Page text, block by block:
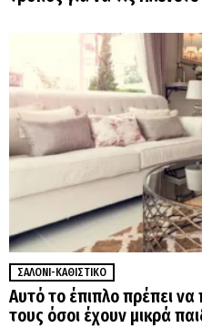
ΣΑΛΌΝΙ-ΚΑΘΙΣΤΙΚΌ
Αυτό το έπιπλο πρέπει να
τους όσοι έχουν μικρά